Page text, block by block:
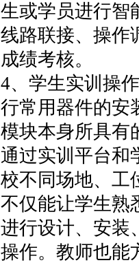
生或学员进行智
线路联接、操作
成绩考核。
4、学生实训操
行常用器件的安
模块本身所具有
通过实训平台和
校不同场地、工
不仅能让学生熟
进行设计、安装
操作。教师也能